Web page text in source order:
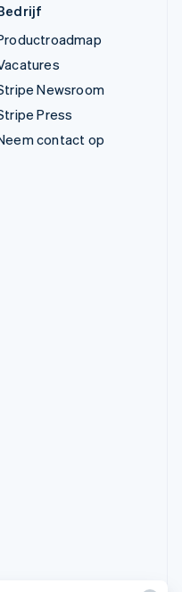
Newsroom
Press
contact op